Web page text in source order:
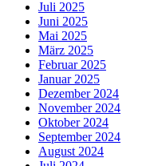
Juli 2025
Juni 2025
Mai 2025
März 2025
Februar 2025
Januar 2025
Dezember 2024
November 2024
Oktober 2024
September 2024
August 2024